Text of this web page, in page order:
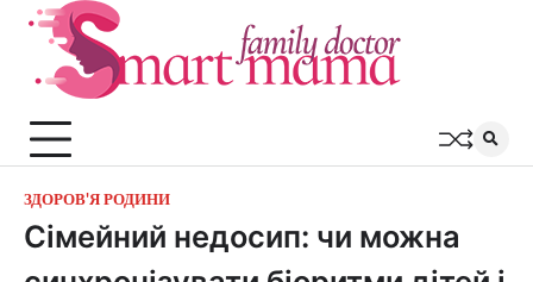
Перейти
ЗДОРОВ'Я РОДИНИ
Сімейний недосип: чи можна